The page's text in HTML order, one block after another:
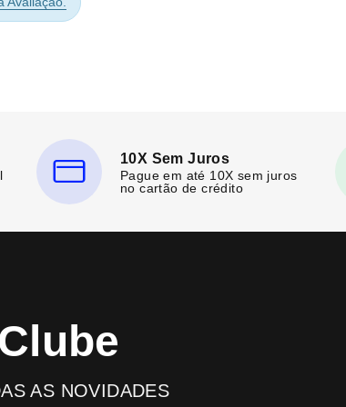
10X Sem Juros
Pague em até 10X sem juros
no cartão de crédito
AS NOVIDADES